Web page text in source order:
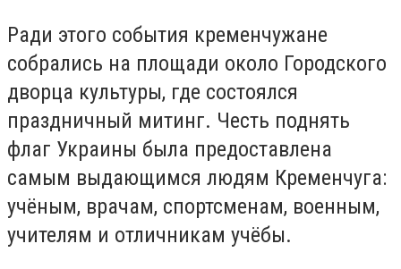
Ради этого события кременчужане
собрались на площади около Городского
дворца культуры, где состоялся
праздничный митинг. Честь поднять
флаг Украины была предоставлена
самым выдающимся людям Кременчуга:
учёным, врачам, спортсменам, военным,
учителям и отличникам учёбы.